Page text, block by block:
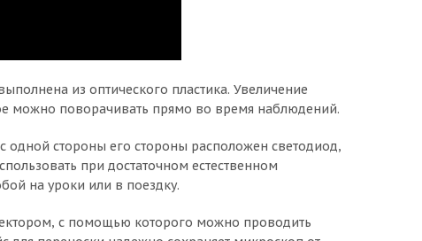
из оптического пластика. Увеличение
можно поворачивать прямо во время наблюдений.
одной стороны его стороны расположен светодиод,
при достаточном естественном
на уроки или в поездку.
с помощью которого можно проводить